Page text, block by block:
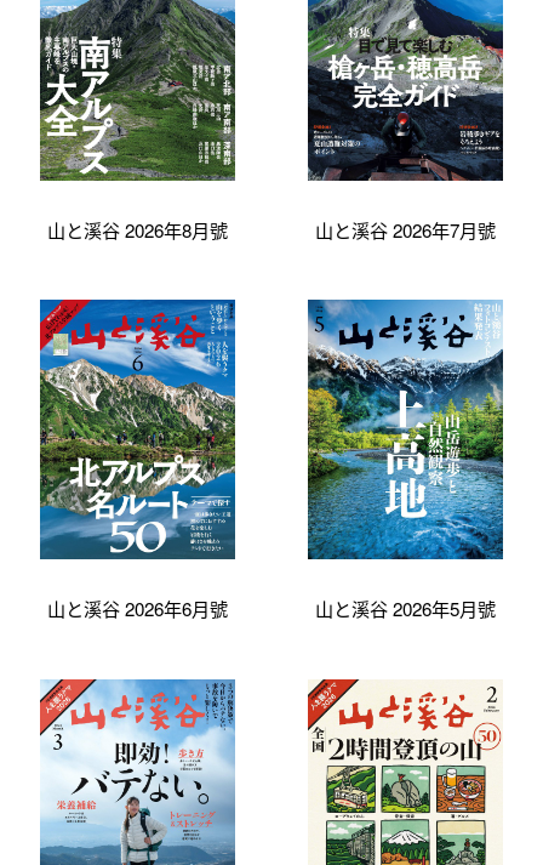
山と溪谷 2026年8月號 山と溪谷 2026年7月號
山と溪谷 2026年6月號 山と溪谷 2026年5月號